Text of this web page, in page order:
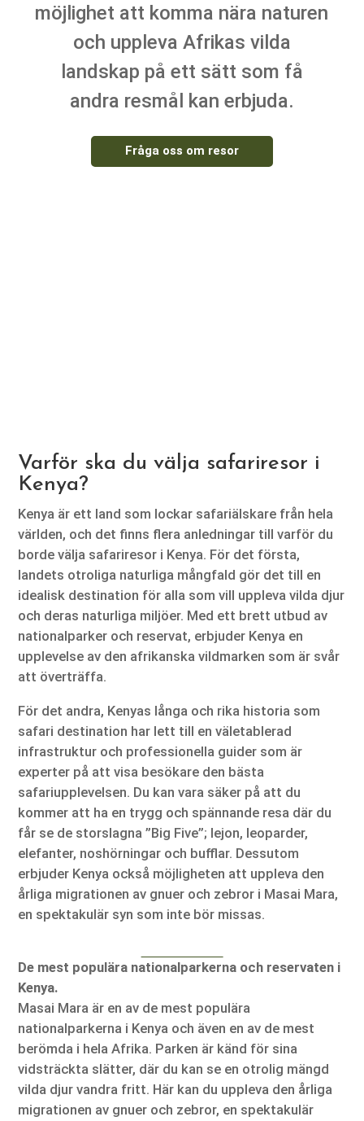
möjlighet att komma nära naturen
och uppleva Afrikas vilda
landskap på ett sätt som få
andra resmål kan erbjuda.
Fråga oss om resor
Varför ska du välja safariresor i
Kenya?
Kenya är ett land som lockar safariälskare från hela
världen, och det finns flera anledningar till varför du
borde välja safariresor i Kenya. För det första,
landets otroliga naturliga mångfald gör det till en
idealisk destination för alla som vill uppleva vilda djur
och deras naturliga miljöer. Med ett brett utbud av
nationalparker och reservat, erbjuder Kenya en
upplevelse av den afrikanska vildmarken som är svår
att överträffa.
För det andra, Kenyas långa och rika historia som
safari destination har lett till en väletablerad
infrastruktur och professionella guider som är
experter på att visa besökare den bästa
safariupplevelsen. Du kan vara säker på att du
kommer att ha en trygg och spännande resa där du
får se de storslagna ”Big Five”; lejon, leoparder,
elefanter, noshörningar och bufflar. Dessutom
erbjuder Kenya också möjligheten att uppleva den
årliga migrationen av gnuer och zebror i Masai Mara,
en spektakulär syn som inte bör missas.
De mest populära nationalparkerna och reservaten i
Kenya.
Masai Mara är en av de mest populära
nationalparkerna i Kenya och även en av de mest
berömda i hela Afrika. Parken är känd för sina
vidsträckta slätter, där du kan se en otrolig mängd
vilda djur vandra fritt. Här kan du uppleva den årliga
migrationen av gnuer och zebror, en spektakulär